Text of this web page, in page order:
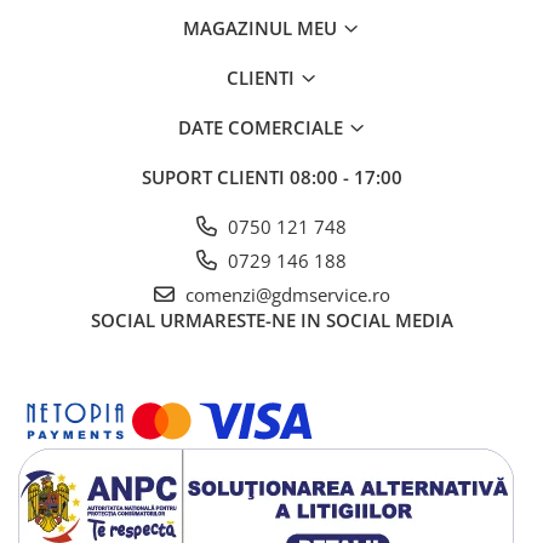
Înălţimea de lucru 25-75 mm
Funcții Colectare, aruncare în spate, aruncare laterală, mulching,
Pornire Manuală
Deplasare Autopropulsată
Consum combustibil 0,7l/h
Capacitate rezervor benzina 1l
Capacitate baie ulei 0,6l
Viteză 1
Vibratii maner 3.12 m/s2 k=1.5m/s2
Garanție 24 luni
Video
MAGAZINUL MEU
CLIENTI
DATE COMERCIALE
SUPORT CLIENTI 08:00 - 17:00
0750 121 748
0729 146 188
comenzi@gdmservice.ro
SOCIAL URMARESTE-NE IN SOCIAL MEDIA